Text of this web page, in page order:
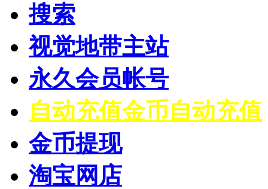
搜索
视觉地带主站
永久会员帐号
自动充值金币自动充值
金币提现
淘宝网店